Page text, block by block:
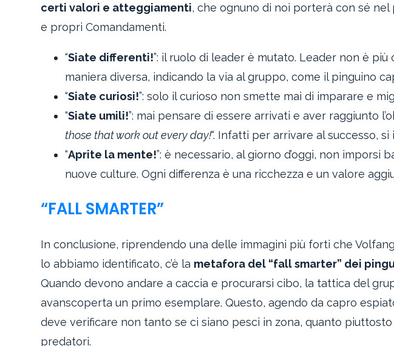
certi valori e atteggiamenti, che ognuno di noi porterà con sé
e propri Comandamenti.
“Siate differenti!”: il ruolo di leader è mutato. Leader non è più
maniera diversa, indicando la via al gruppo, come il pinguino
“Siate curiosi!”: solo il curioso non smette mai di imparare e
“Siate umili!”: mai pensare di essere arrivati e aver raggiunto
those that work out every day!“. Infatti per arrivare al successo,
“Aprite la mente!”: è necessario, al giorno d’oggi, non imporsi
nuove culture. Ogni differenza è una ricchezza e un valore
“FALL SMARTER”
In conclusione, riprendendo una delle immagini più forti che
lo abbiamo identificato, c’è la metafora del “fall smarter” dei
Quando devono andare a caccia e procurarsi cibo, la tattica del
avanscoperta un primo esemplare. Questo, agendo da capro
deve verificare non tanto se ci siano pesci in zona, quanto
predatori.